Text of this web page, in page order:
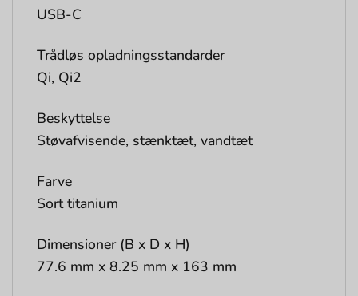
USB-C
Trådløs opladningsstandarder
Qi, Qi2
Beskyttelse
Støvafvisende, stænktæt, vandtæt
Farve
Sort titanium
Dimensioner (B x D x H)
77.6 mm x 8.25 mm x 163 mm